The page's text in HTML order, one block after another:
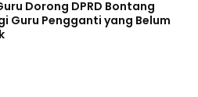
Dorong DPRD Bontang
Guru Pengganti yang Belum